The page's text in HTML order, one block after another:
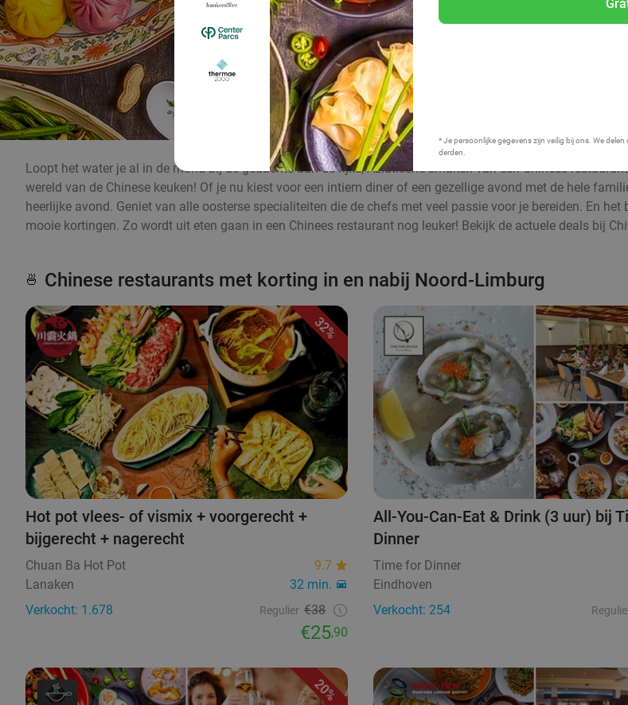
* Je persoonlijke gegevens zijn veilig bij ons. We delen
derden.
Loopt het water je al in de mond bij de gedachte aan de rijke, Aziatische smaken van een Chinees
wereld van de Chinese keuken! Of je nu kiest voor een intiem diner of een gezellige avond met de hele
heerlijke avond. Geniet van alle oosterse specialiteiten die de chefs met veel passie voor je bereiden. En
mooie kortingen. Zo wordt uit eten gaan in een Chinees restaurant nog leuker! Bekijk de actuele deals bij
🍜 Chinese restaurants met korting in en nabij Noord-Limburg
32%
Hot pot vlees- of vismix + voorgerecht +
bijgerecht + nagerecht
Chuan Ba Hot Pot
9.7
Lanaken
32 min.
Verkocht: 1.678
Regulier €38
€25,90
All-You-Can-Eat & Drink (3 uur) bij
Dinner
Time for Dinner
Eindhoven
Verkocht: 254
20%